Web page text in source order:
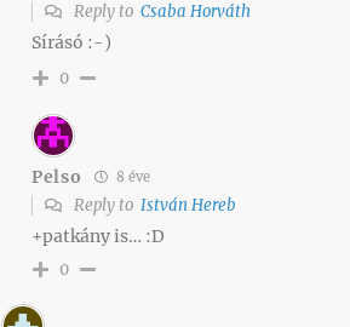
Reply to Csaba Horváth
Sírásó :-)
0
Pelso 8 éve
Reply to István Hereb
+patkány is… :D
0